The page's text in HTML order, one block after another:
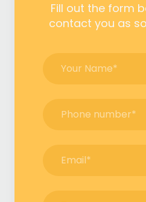
Fill out the form
contact you as